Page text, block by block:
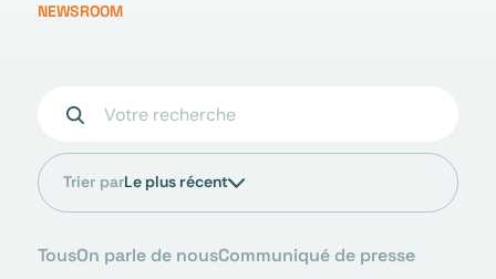
NEWSROOM
TousOn parle de nousCommuniqué de presse
Trier parLe plus récent